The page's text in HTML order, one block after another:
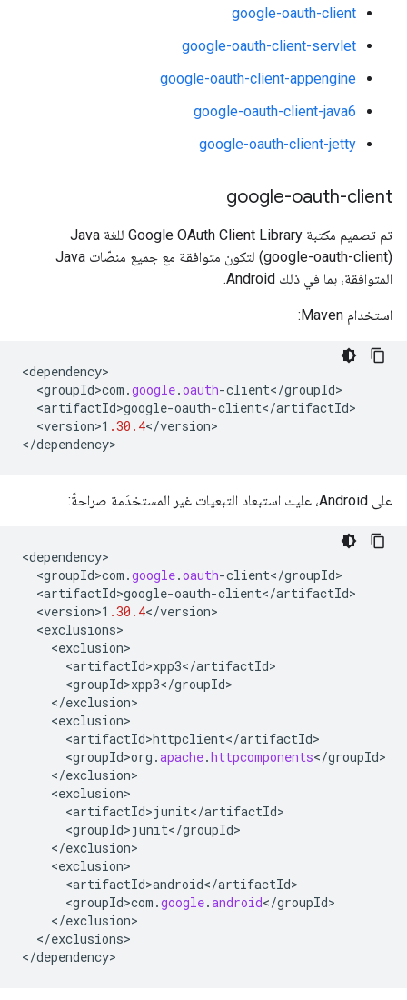
google-oauth-client
google-oauth-client-servlet
google-oauth-client-appengine
google-oauth-client-java6
google-oauth-client-jetty
google-oauth-client
تم تصميم مكتبة Google OAuth Client Library للغة Java
(google-oauth-client) لتكون متوافقة مع جميع منصّات Java
المتوافقة، بما في ذلك Android.
استخدام Maven:
<dependency
<groupId>com .google.oauth-client</groupId
<artifactId>google-oauth-client</artifactId
<version>1 .30.4</version>
</dependency>
على Android، عليك استبعاد التبعيات غير المستخدَمة صراحةً:
<dependency
<groupId>com .google.oauth-client</groupId
<artifactId>google-oauth-client</artifactId
<version>1 .30.4</version
<exclusions
<exclusion
<artifactId>xpp3</artifactId
<groupId>xpp3</groupId
</exclusion
<exclusion
<artifactId>httpclient</artifactId
<groupId>org .apache.httpcomponents</groupId
</exclusion
<exclusion
<artifactId>junit</artifactId
<groupId>junit</groupId
</exclusion
<exclusion
<artifactId>android</artifactId
<groupId>com .google.android</groupId
</exclusion
</exclusions>
</dependency>